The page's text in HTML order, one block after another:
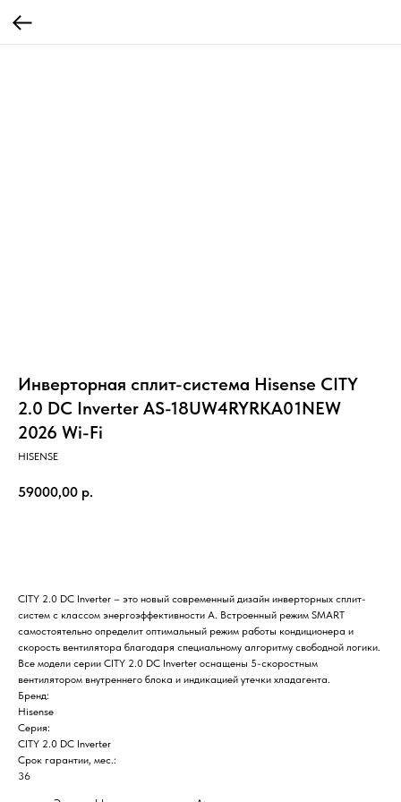
Инверторная сплит-система Hisense CITY
2.0 DC Inverter AS-18UW4RYRKA01NEW
2026 Wi-Fi
HISENSE
59000,00 р.
CITY 2.0 DC Inverter – это новый современный дизайн инверторных сплит-
систем с классом энергоэффективности А. Встроенный режим SMART
самостоятельно определит оптимальный режим работы кондиционера и
скорость вентилятора благодаря специальному алгоритму свободной логики.
Все модели серии CITY 2.0 DC Inverter оснащены 5-скоростным
вентилятором внутреннего блока и индикацией утечки хладагента.
Бренд:
Hisense
Серия:
CITY 2.0 DC Inverter
Срок гарантии, мес.:
36